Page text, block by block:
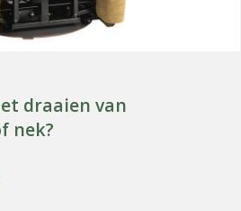
draaien van
nek?